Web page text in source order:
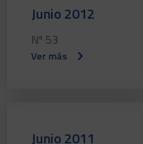
Junio 2012
Nº 53
Ver más
Junio 2011